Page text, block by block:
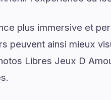
plus immersive et
peuvent ainsi mieux
Libres Jeux D